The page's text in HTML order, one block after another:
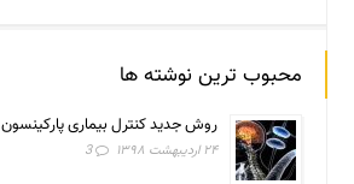
محبوب ترین نوشته ها
روش جدید کنترل بیماری پارکینسون
۲۴ اردیبهشت ۱۳۹۸ 3